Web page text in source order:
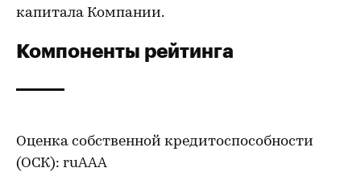
капитала Компании.
Компоненты рейтинга
Оценка собственной кредитоспособности
(ОСК): ruААА